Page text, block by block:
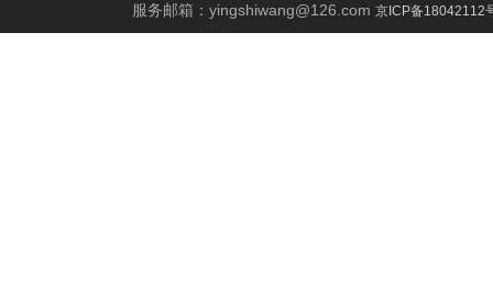
服务邮箱： yingshiwang@126.com 京ICP备18042112